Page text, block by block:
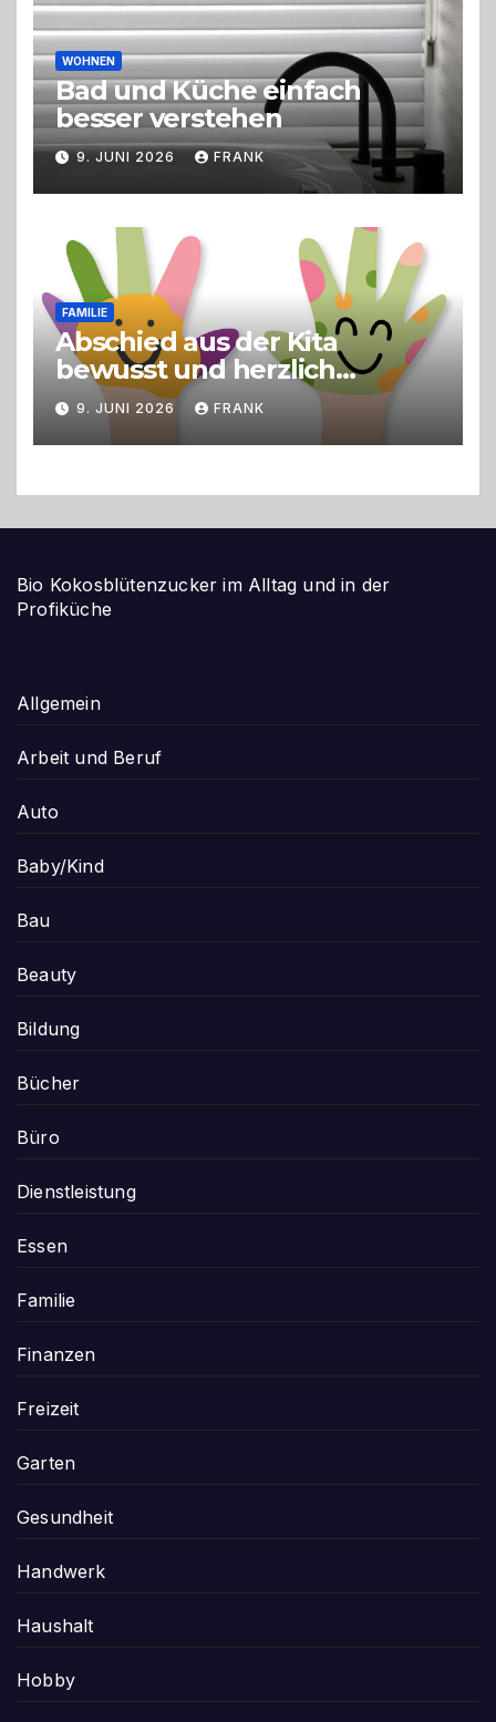
WOHNEN
Bad und Küche einfach
besser verstehen
9. JUNI 2026 FRANK
FAMILIE
Abschied aus der Kita
bewusst und herzlich
gestalten
9. JUNI 2026 FRANK
Bio Kokosblütenzucker im Alltag und in der
Profiküche
Allgemein
Arbeit und Beruf
Auto
Baby/Kind
Bau
Beauty
Bildung
Bücher
Büro
Dienstleistung
Essen
Familie
Finanzen
Freizeit
Garten
Gesundheit
Handwerk
Haushalt
Hobby